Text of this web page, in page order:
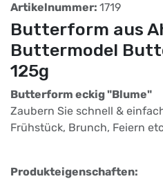
Artikelnummer: 1719
Butterform aus
Buttermodel
125g
Butterform eckig "Blume"
Zaubern Sie schnell &
Frühstück, Brunch, Feiern
Produkteigenschaften: